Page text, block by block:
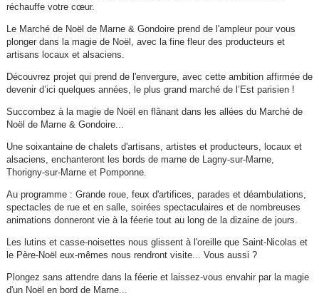
réchauffe votre cœur.
Le Marché de Noël de Marne & Gondoire prend de l'ampleur pour vous
plonger dans la magie de Noël, avec la fine fleur des producteurs et
artisans locaux et alsaciens.
Découvrez projet qui prend de l'envergure, avec cette ambition affirmée de
devenir d’ici quelques années, le plus grand marché de l’Est parisien !
Succombez à la magie de Noël en flânant dans les allées du Marché de
Noël de Marne & Gondoire...
Une soixantaine de chalets d'artisans, artistes et producteurs, locaux et
alsaciens, enchanteront les bords de marne de Lagny-sur-Marne,
Thorigny-sur-Marne et Pomponne.
Au programme : Grande roue, feux d'artifices, parades et déambulations,
spectacles de rue et en salle, soirées spectaculaires et de nombreuses
animations donneront vie à la féerie tout au long de la dizaine de jours.
Les lutins et casse-noisettes nous glissent à l'oreille que Saint-Nicolas et
le Père-Noël eux-mêmes nous rendront visite... Vous aussi ?
Plongez sans attendre dans la féerie et laissez-vous envahir par la magie
d'un Noël en bord de Marne...